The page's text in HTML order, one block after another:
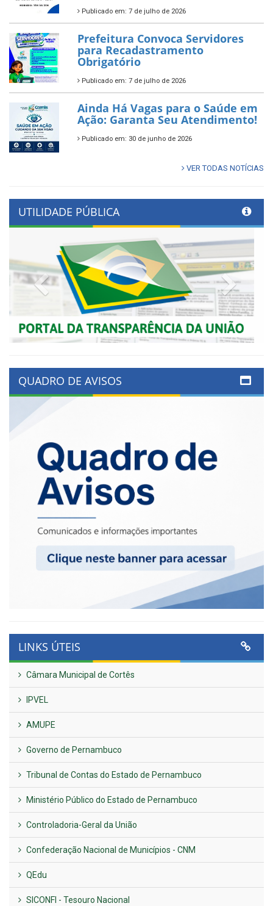
Publicado em: 7 de julho de 2026
Prefeitura Convoca Servidores
para Recadastramento
Obrigatório
Publicado em: 7 de julho de 2026
Ainda Há Vagas para o Saúde em
Ação: Garanta Seu Atendimento!
Publicado em: 30 de junho de 2026
VER TODAS NOTÍCIAS
UTILIDADE PÚBLICA
Previous Next
QUADRO DE AVISOS
LINKS ÚTEIS
Câmara Municipal de Cortês
IPVEL
AMUPE
Governo de Pernambuco
Tribunal de Contas do Estado de Pernambuco
Ministério Público do Estado de Pernambuco
Controladoria-Geral da União
Confederação Nacional de Municípios - CNM
QEdu
SICONFI - Tesouro Nacional